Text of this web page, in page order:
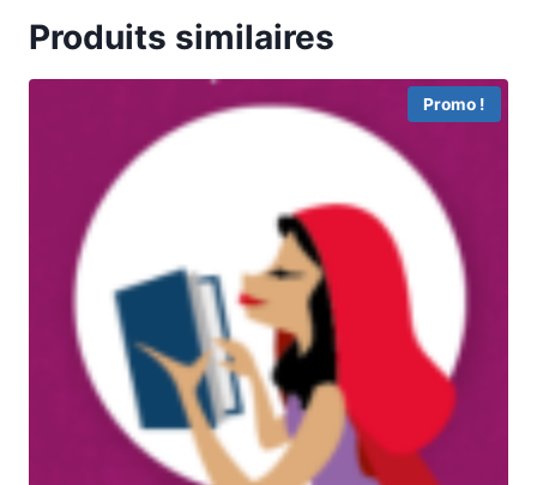
Produits similaires
Promo !